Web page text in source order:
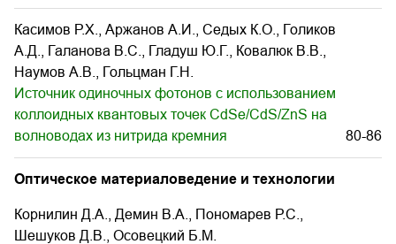
Касимов Р.Х., Аржанов А.И., Седых К.О., Голиков
А.Д., Галанова В.С., Гладуш Ю.Г., Ковалюк В.В.,
Наумов А.В., Гольцман Г.Н.
Источник одиночных фотонов с использованием
коллоидных квантовых точек CdSe/CdS/ZnS на
волноводах из нитрида кремния
80-86
Оптическое материаловедение и технологии
Корнилин Д.А., Демин В.А., Пономарев Р.С.,
Шешуков Д.В., Осовецкий Б.М.